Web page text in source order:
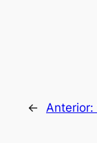
← Anterior: